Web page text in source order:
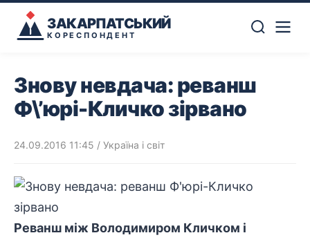
ЗАКАРПАТСЬКИЙ
КОРЕСПОНДЕНТ
Знову невдача: реванш
Ф\’юрі-Кличко зірвано
24.09.2016 11:45 / Україна і світ
Реванш між Володимиром Кличком і